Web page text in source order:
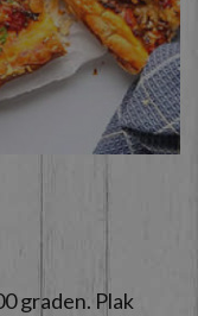
graden. Plak